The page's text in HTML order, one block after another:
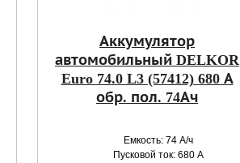
Аккумулятор
автомобильный DELKOR
Euro 74.0 L3 (57412) 680 А
обр. пол. 74Ач
Емкость: 74 А/ч
Пусковой ток: 680 А